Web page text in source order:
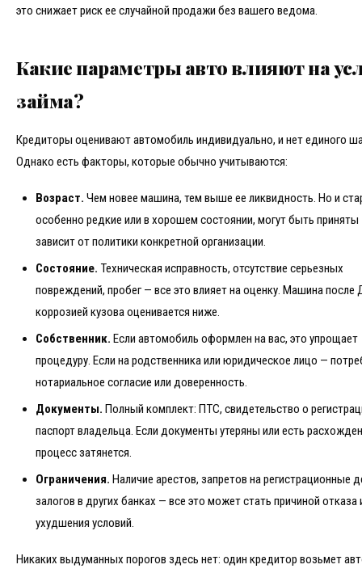
это снижает риск ее случайной продажи без вашего ведома.
Какие параметры авто влияют на
займа?
Кредиторы оценивают автомобиль индивидуально, и нет единого
Однако есть факторы, которые обычно учитываются:
Возраст. Чем новее машина, тем выше ее ликвидность. Но и
особенно редкие или в хорошем состоянии, могут быть приняты
зависит от политики конкретной организации.
Состояние. Техническая исправность, отсутствие серьезных
повреждений, пробег — все это влияет на оценку. Машина после
коррозией кузова оценивается ниже.
Собственник. Если автомобиль оформлен на вас, это упрощает
процедуру. Если на родственника или юридическое лицо —
нотариальное согласие или доверенность.
Документы. Полный комплект: ПТС, свидетельство о
паспорт владельца. Если документы утеряны или есть
процесс затянется.
Ограничения. Наличие арестов, запретов на регистрационные
залогов в других банках — все это может стать причиной отказа
ухудшения условий.
Никаких выдуманных порогов здесь нет: один кредитор возьмет